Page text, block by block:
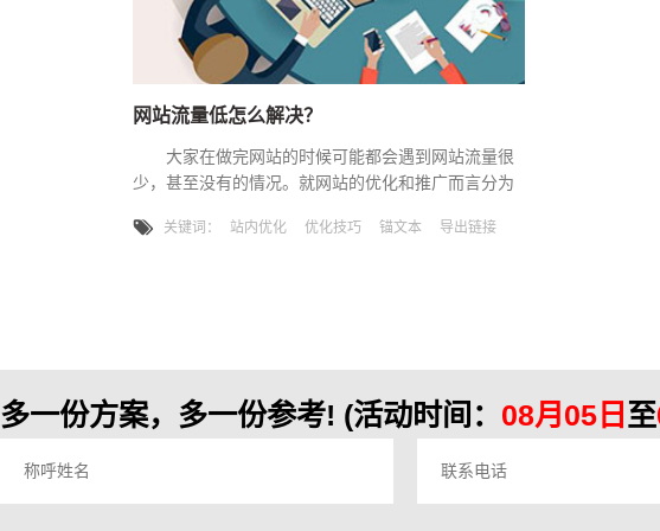
网站流量低怎么解决？
大家在做完网站的时候可能都会遇到网站流量很
少，甚至没有的情况。就网站的优化和推广而言分为
友链”，近些年搜索引擎在逐步减弱对站外优化权重的
关键词： 站内优化 优化技巧 锚文本 导出链接
多一份方案，多一份参考! (活动时间： 08月05日 至